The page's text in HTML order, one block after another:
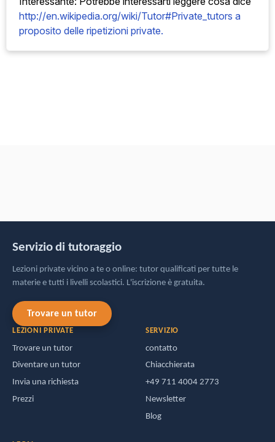
http://en.wikipedia.org/wiki/Tutor#Private_tutors a
proposito delle ripetizioni private.
Servizio di tutoraggio
Lezioni private vicino a te o online: tutor qualificati per tutte le
materie e tutti i livelli scolastici. L'iscrizione è gratuita.
Trovare un tutor
LEZIONI PRIVATE
Trovare un tutor
Diventare un tutor
Invia una richiesta
Prezzi
SERVIZIO
contatto
Chiacchierata
+49 711 4004 2773
Newsletter
Blog